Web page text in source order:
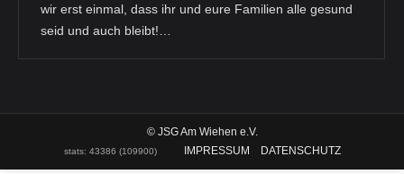
wir erst einmal, dass ihr und eure Familien alle gesund
seid und auch bleibt!…
© JSG Am Wiehen e.V.
stats: 43386 (109900) IMPRESSUM DATENSCHUTZ